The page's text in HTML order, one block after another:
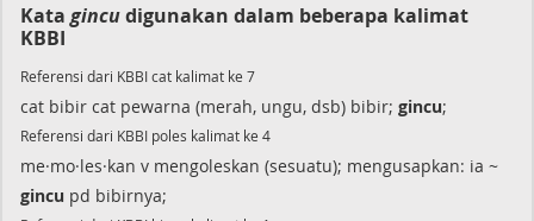
Kata gincudigunakan dalam beberapa kalimat
KBBI
Referensi dari KBBI cat kalimat ke 7
cat bibir cat pewarna (merah, ungu, dsb) bibir; gincu;
Referensi dari KBBI poles kalimat ke 4
me·mo·les·kan v mengoleskan (sesuatu); mengusapkan: ia ~
gincu pd bibirnya;